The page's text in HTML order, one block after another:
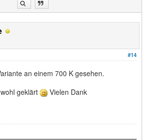
#14
an einem 700 K gesehen.
geklärt
Vielen Dank